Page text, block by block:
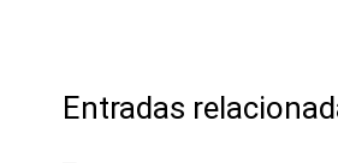
Entradas